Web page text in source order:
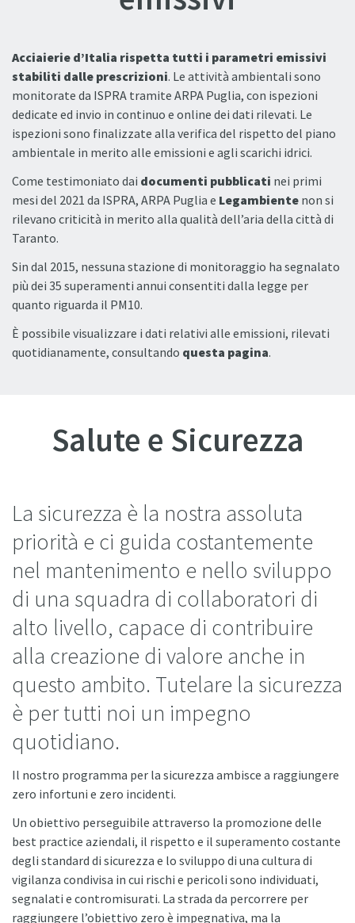
Acciaierie d’Italia rispetta tutti i parametri emissivi
stabiliti dalle prescrizioni. Le attività ambientali sono
monitorate da ISPRA tramite ARPA Puglia, con ispezioni
dedicate ed invio in continuo e online dei dati rilevati. Le
ispezioni sono finalizzate alla verifica del rispetto del piano
ambientale in merito alle emissioni e agli scarichi idrici.
Come testimoniato dai documenti pubblicati nei primi
mesi del 2021 da ISPRA, ARPA Puglia e Legambiente non si
rilevano criticità in merito alla qualità dell’aria della città di
Taranto.
Sin dal 2015, nessuna stazione di monitoraggio ha segnalato
più dei 35 superamenti annui consentiti dalla legge per
quanto riguarda il PM10.
È possibile visualizzare i dati relativi alle emissioni, rilevati
quotidianamente, consultando questa pagina.
Salute e Sicurezza
La sicurezza è la nostra assoluta
priorità e ci guida costantemente
nel mantenimento e nello sviluppo
di una squadra di collaboratori di
alto livello, capace di contribuire
alla creazione di valore anche in
questo ambito. Tutelare la sicurezza
è per tutti noi un impegno
quotidiano.
Il nostro programma per la sicurezza ambisce a raggiungere
zero infortuni e zero incidenti.
Un obiettivo perseguibile attraverso la promozione delle
best practice aziendali, il rispetto e il superamento costante
degli standard di sicurezza e lo sviluppo di una cultura di
vigilanza condivisa in cui rischi e pericoli sono individuati,
segnalati e contromisurati. La strada da percorrere per
raggiungere l’obiettivo zero è impegnativa, ma la